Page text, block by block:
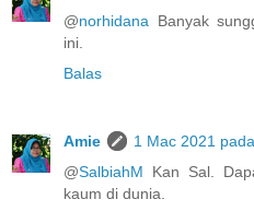
@norhidana Banyak
ini.
Balas
Amie
1 Mac 2021
@SalbiahM Kan Sal.
kaum di dunia.